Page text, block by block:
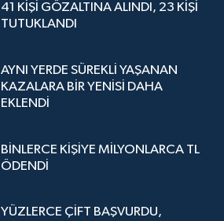
41 KİŞİ GÖZALTINA ALINDI, 23 KİŞİ
TUTUKLANDI
AYNI YERDE SÜREKLİ YAŞANAN
KAZALARA BİR YENİSİ DAHA
EKLENDİ
BİNLERCE KİŞİYE MİLYONLARCA TL
ÖDENDİ
YÜZLERCE ÇİFT BAŞVURDU,